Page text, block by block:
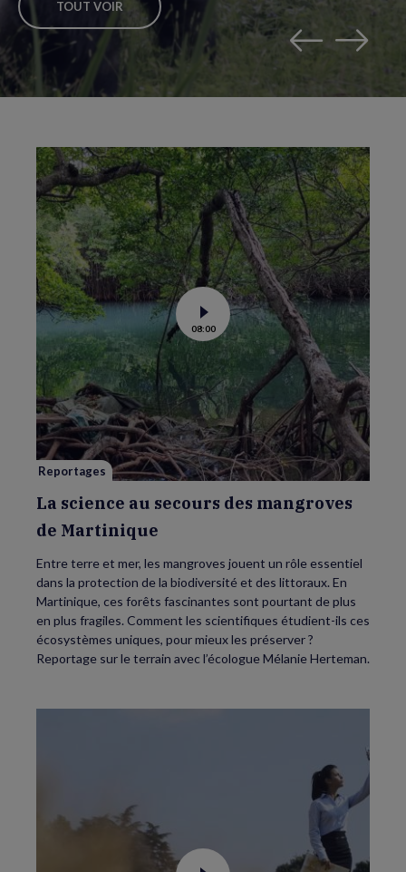
TOUT VOIR
Voir
la
vidéo
de
La
science
au
secours
des
mangroves
de
Martinique
08:00
Reportages
La science au secours des mangroves
de Martinique
Entre terre et mer, les mangroves jouent un rôle essentiel
dans la protection de la biodiversité et des littoraux. En
Martinique, ces forêts fascinantes sont pourtant de plus
en plus fragiles. Comment les scientifiques étudient-ils ces
écosystèmes uniques, pour mieux les préserver ?
Reportage sur le terrain avec l’écologue Mélanie Herteman.